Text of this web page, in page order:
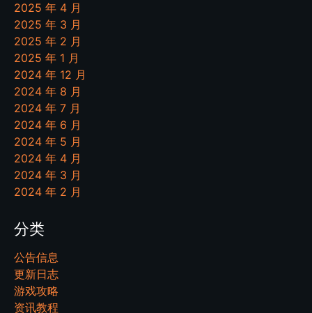
2025 年 4 月
2025 年 3 月
2025 年 2 月
2025 年 1 月
2024 年 12 月
2024 年 8 月
2024 年 7 月
2024 年 6 月
2024 年 5 月
2024 年 4 月
2024 年 3 月
2024 年 2 月
分类
公告信息
更新日志
游戏攻略
资讯教程